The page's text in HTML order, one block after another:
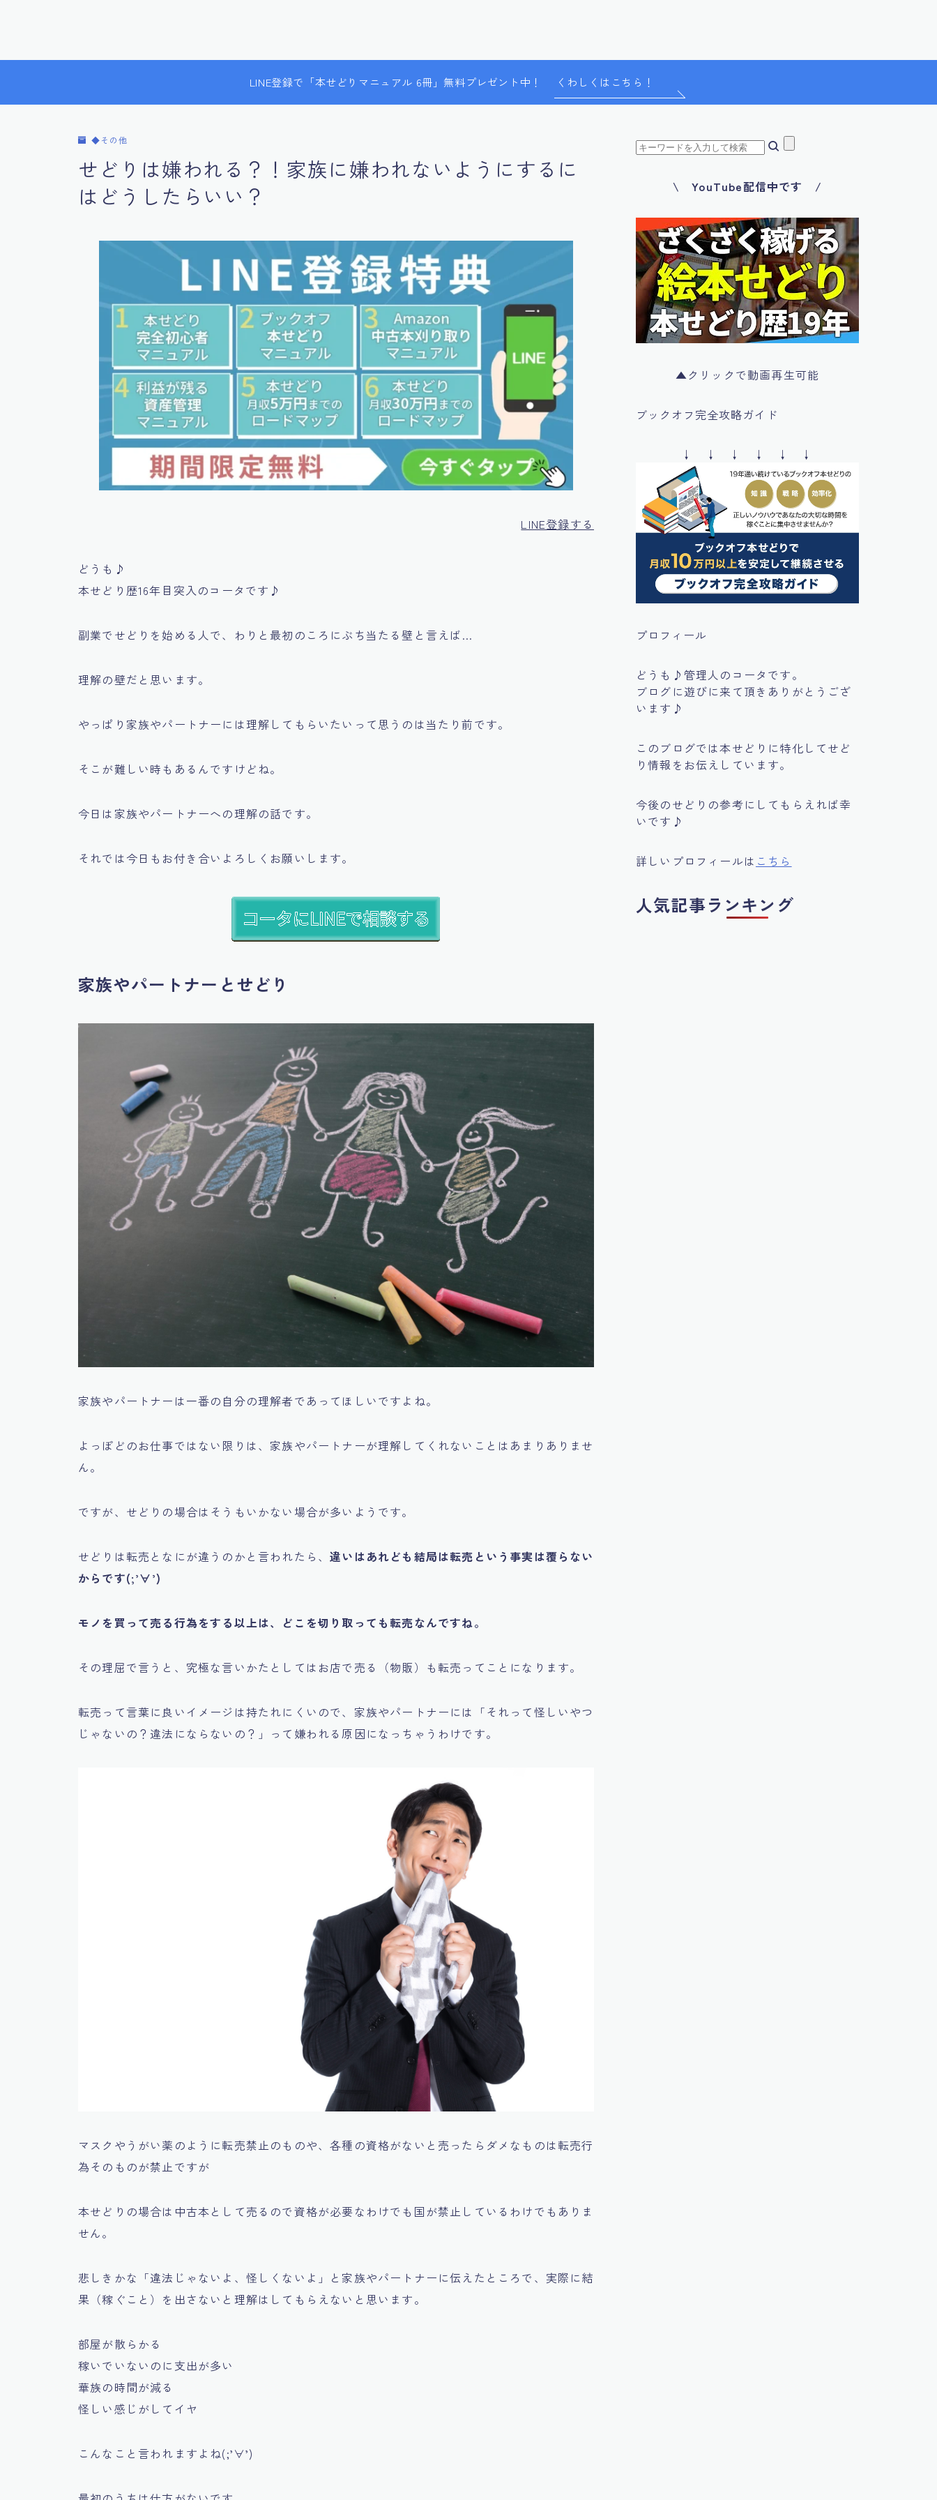
LINE登録で「本せどりマニュアル 6冊」無料プレゼント中！ くわしくはこちら！
◆その他
せどりは嫌われる？！家族に嫌われないようにするに
はどうしたらいい？
LINE登録する
どうも♪
本せどり歴16年目突入のコータです♪
副業でせどりを始める人で、わりと最初のころにぶち当たる壁と言えば…
理解の壁だと思います。
やっぱり家族やパートナーには理解してもらいたいって思うのは当たり前です。
そこが難しい時もあるんですけどね。
今日は家族やパートナーへの理解の話です。
それでは今日もお付き合いよろしくお願いします。
家族やパートナーとせどり
家族やパートナーは一番の自分の理解者であってほしいですよね。
よっぽどのお仕事ではない限りは、家族やパートナーが理解してくれないことはあまりありませ
ん。
ですが、せどりの場合はそうもいかない場合が多いようです。
せどりは転売となにが違うのかと言われたら、違いはあれども結局は転売という事実は覆らない
からです(;’∀’)
モノを買って売る行為をする以上は、どこを切り取っても転売なんですね。
その理屈で言うと、究極な言いかたとしてはお店で売る（物販）も転売ってことになります。
転売って言葉に良いイメージは持たれにくいので、家族やパートナーには 「それって怪しいやつ
じゃないの？違法にならないの？」 って嫌われる原因になっちゃうわけです。
マスクやうがい薬のように転売禁止のものや、各種の資格がないと売ったらダメなものは転売行
為そのものが禁止ですが
本せどりの場合は中古本として売るので資格が必要なわけでも国が禁止しているわけでもありま
せん。
悲しきかな 「違法じゃないよ、怪しくないよ」 と家族やパートナーに伝えたところで、実際に結
果（稼ぐこと）を出さないと理解はしてもらえないと思います。
部屋が散らかる
稼いでいないのに支出が多い
華族の時間が減る
怪しい感じがしてイヤ
こんなこと言われますよね(;’∀’)
\ YouTube配信中です /
▲クリックで動画再生可能
ブックオフ完全攻略ガイド
↓ ↓ ↓ ↓ ↓ ↓
プロフィール
どうも♪管理人のコータです。
ブログに遊びに来て頂きありがとうござ
います♪
このブログでは本せどりに特化してせど
り情報をお伝えしています。
今後のせどりの参考にしてもらえれば幸
いです♪
詳しいプロフィールは こちら
人気記事ランキング